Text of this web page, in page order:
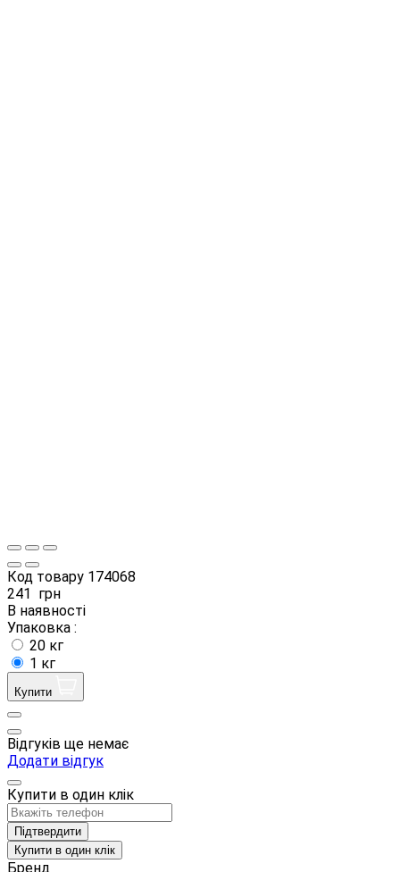
Код товару 174068
241
грн
В наявності
Упаковка :
20 кг
1 кг
Купити
Відгуків ще немає
Додати відгук
Купити в один клік
Підтвердити
Купити в один клік
Бренд